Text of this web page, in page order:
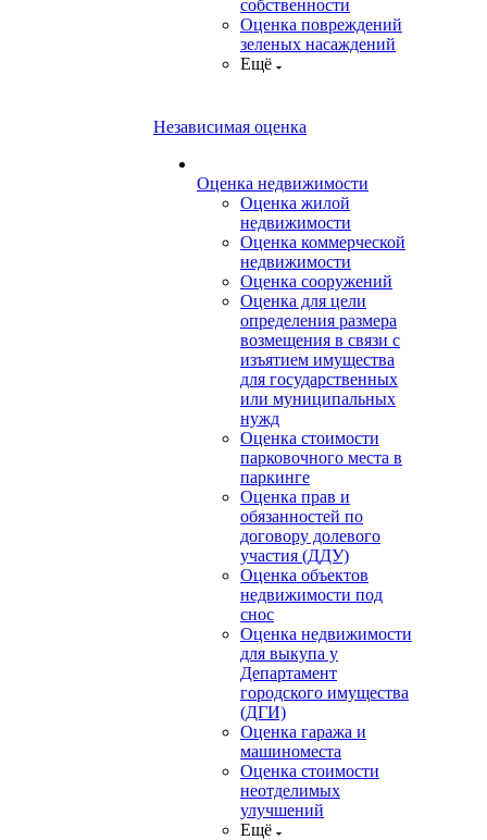
собственности
Оценка повреждений
зеленых насаждений
Ещё
Независимая оценка
Оценка недвижимости
Оценка жилой
недвижимости
Оценка коммерческой
недвижимости
Оценка сооружений
Оценка для цели
определения размера
возмещения в связи с
изъятием имущества
для государственных
или муниципальных
нужд
Оценка стоимости
парковочного места в
паркинге
Оценка прав и
обязанностей по
договору долевого
участия (ДДУ)
Оценка объектов
недвижимости под
снос
Оценка недвижимости
для выкупа у
Департамент
городского имущества
(ДГИ)
Оценка гаража и
машиноместа
Оценка стоимости
неотделимых
улучшений
Ещё